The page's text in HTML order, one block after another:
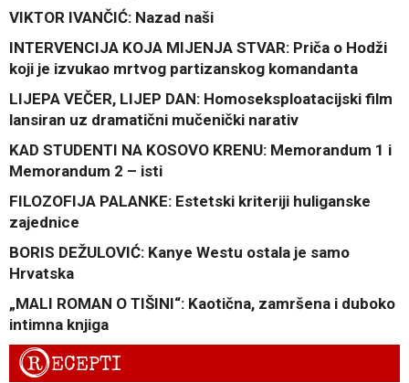
VIKTOR IVANČIĆ: Nazad naši
INTERVENCIJA KOJA MIJENJA STVAR: Priča o Hodži
koji je izvukao mrtvog partizanskog komandanta
LIJEPA VEČER, LIJEP DAN: Homoseksploatacijski film
lansiran uz dramatični mučenički narativ
KAD STUDENTI NA KOSOVO KRENU: Memorandum 1 i
Memorandum 2 – isti
FILOZOFIJA PALANKE: Estetski kriteriji huliganske
zajednice
BORIS DEŽULOVIĆ: Kanye Westu ostala je samo
Hrvatska
„MALI ROMAN O TIŠINI“: Kaotična, zamršena i duboko
intimna knjiga
RECEPTI